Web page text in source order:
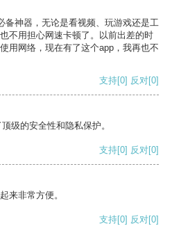
备神器，无论是看视频、玩游戏还是工
不用担心网速卡顿了。以前出差的时
用网络，现在有了这个app，我再也不
支持[0] 反对[0]
级的安全性和隐私保护。
支持[0] 反对[0]
来非常方便。
支持[0] 反对[0]